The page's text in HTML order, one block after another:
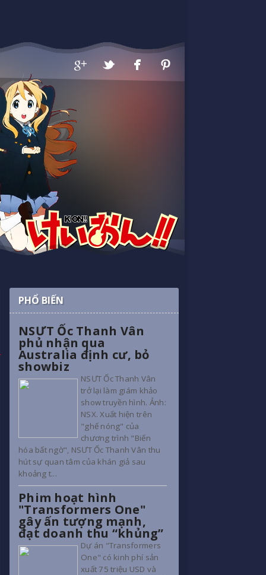
PHỔ BIẾN
NSƯT Ốc Thanh Vân
phủ nhận qua
Australia định cư, bỏ
showbiz
NSƯT Ốc Thanh Vân
trở lại làm giám khảo
show truyền hình. Ảnh:
NSX. Xuất hiện trên
"ghế nóng" của
chương trình "Biến
hóa bất ngờ", NSƯT Ốc Thanh Vân thu
hút sự quan tâm của khán giả sau
khoảng t...
Phim hoạt hình
"Transformers One"
gây ấn tượng mạnh,
đạt doanh thu “khủng”
Dự án "Transformers
One" có kinh phí sản
xuất 75 triệu USD và